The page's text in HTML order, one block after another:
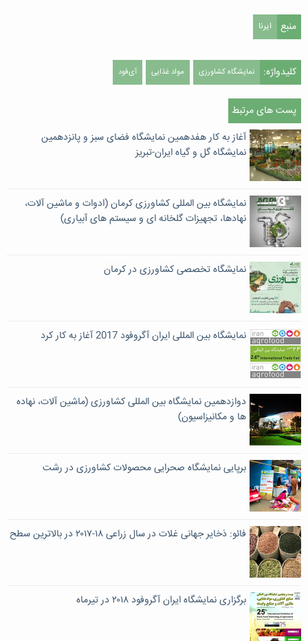
منبع ایرنا
کلیدواژه: نمایشگاه کشاورزی مواد ‌غذایی آی‌فود
پست های مرتبط
آغاز به کار هفدهمین نمایشگاه فضای سبز و پانزدهمین
نمایشگاه گل و گیاه ایران-تبریز
نمایشگاه بین المللی کشاورزی کرمان (ادوات و ماشین آلات،
نهادها، تجهیزات گلخانه ای و سیستم های آبیاری)
نمایشگاه تخصصی کشاورزی در کرمان
نمایشگاه بین المللی ایران آگروفود 2017 آغاز به کار کرد
دوازدهمین نمایشگاه بین المللی کشاورزی (ماشین آلات، نهاده
ها و مکانیزاسیون)
برپایی نمایشگاه صحرایی محصولات کشاورزی در رشت
فائو: ذخایر جهانی غلات در سال زراعی ۱۸-۲۰۱۷ در بالاترین سطح
برگزاری نمایشگاه ایران آگروفود ۲۰۱۸ در تیرماه